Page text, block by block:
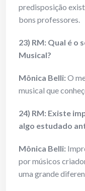
predisposição
bons professores.
23) RM: Qual é o
Musical?
Mônica Belli:O
musical que
24) RM: Existe
algo estudado
Mônica Belli:
por músicos
uma grande